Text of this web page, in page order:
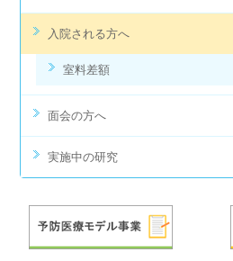
入院される方へ
室料差額
面会の方へ
実施中の研究